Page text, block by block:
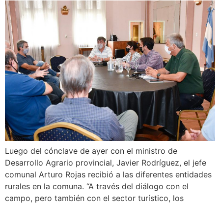
Luego del cónclave de ayer con el ministro de
Desarrollo Agrario provincial, Javier Rodríguez, el jefe
comunal Arturo Rojas recibió a las diferentes entidades
rurales en la comuna. “A través del diálogo con el
campo, pero también con el sector turístico, los